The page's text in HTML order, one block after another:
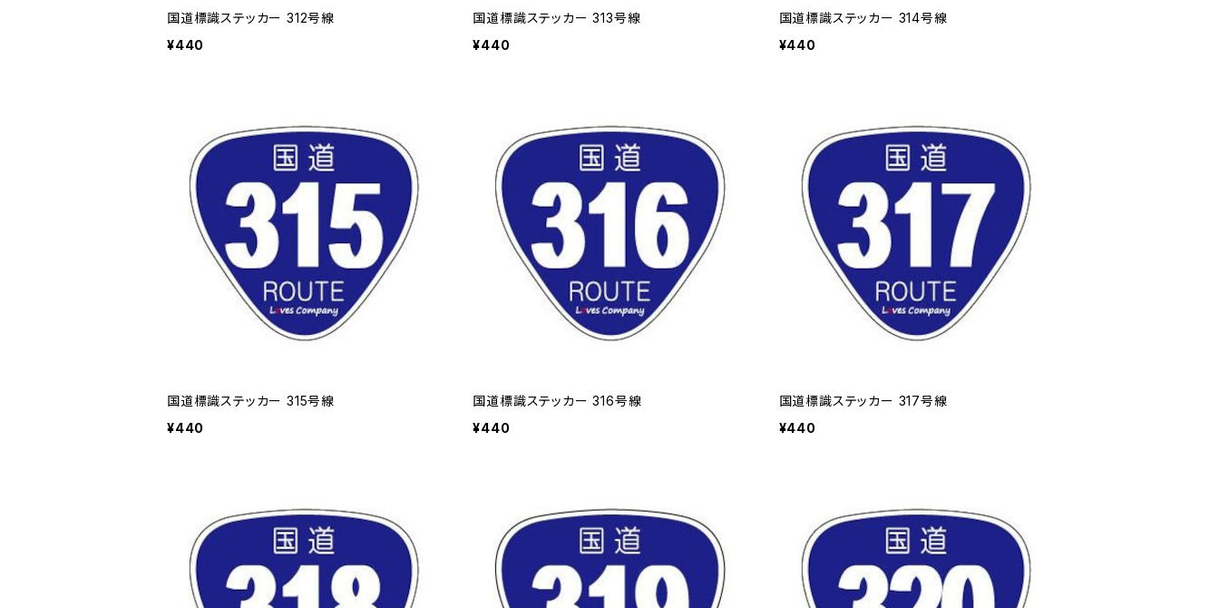
国道標識ステッカー 312号線
¥440
国道標識ステッカー 313号線
¥440
国道標識ステッカー 314号線
¥440
国道標識ステッカー 315号線
¥440
国道標識ステッカー 316号線
¥440
国道標識ステッカー 317号線
¥440